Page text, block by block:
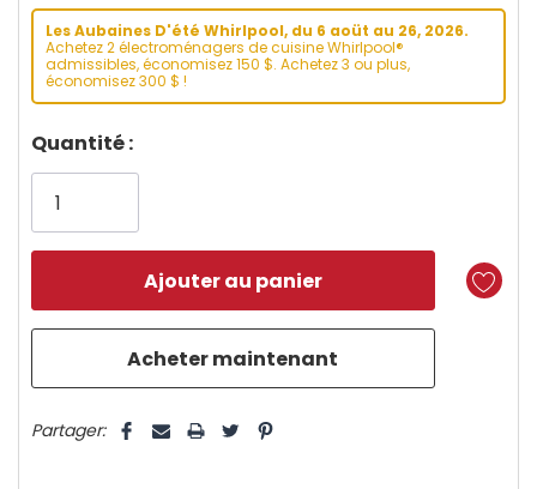
Les Aubaines D'été Whirlpool, du 6 aoüt au 26, 2026.
Achetez 2 électroménagers de cuisine Whirlpool®
admissibles, économisez 150 $. Achetez 3 ou plus,
économisez 300 $ !
Dépêchez-
vous!
plus
Quantité :
Partager: